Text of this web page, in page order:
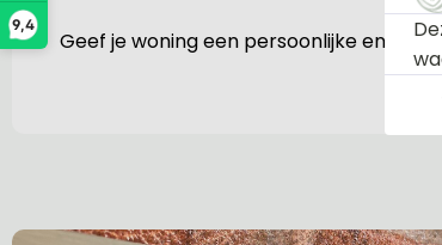
9,4
Geef je woning een persoonlijke en